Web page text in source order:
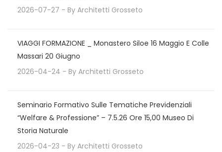
2026-07-27 - By Architetti Grosseto
VIAGGI FORMAZIONE _ Monastero Siloe 16 Maggio E Colle
Massari 20 Giugno
2026-04-24 - By Architetti Grosseto
Seminario Formativo Sulle Tematiche Previdenziali
“Welfare & Professione” – 7.5.26 Ore 15,00 Museo Di
Storia Naturale
2026-04-23 - By Architetti Grosseto